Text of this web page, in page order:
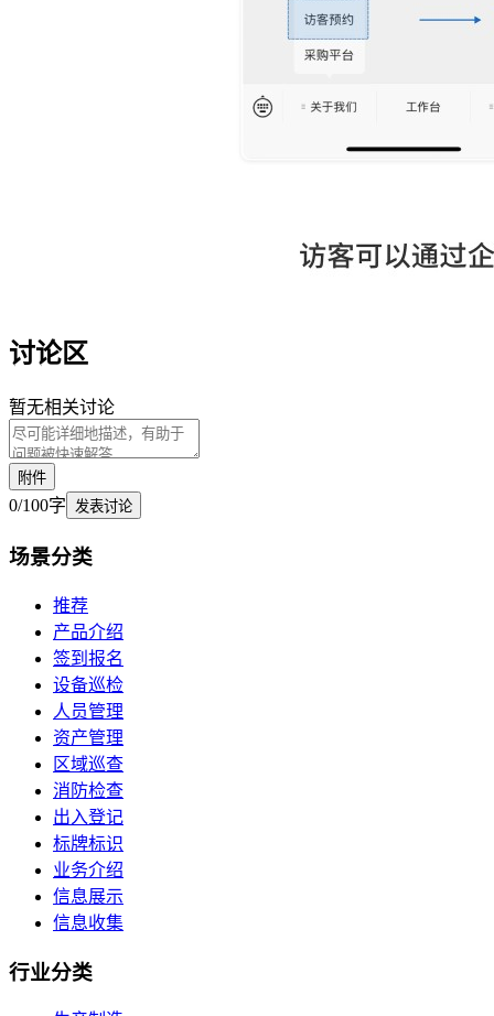
讨论区
暂无相关讨论
附件
0/100字 发表讨论
场景分类
推荐
产品介绍
签到报名
设备巡检
人员管理
资产管理
区域巡查
消防检查
出入登记
标牌标识
业务介绍
信息展示
信息收集
行业分类